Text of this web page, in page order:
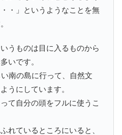
・」というようなことを無
うものは目に入るものから
いです。
南の島に行って、自然文
うにしています。
て自分の頭をフルに使うこ
れているところにいると、